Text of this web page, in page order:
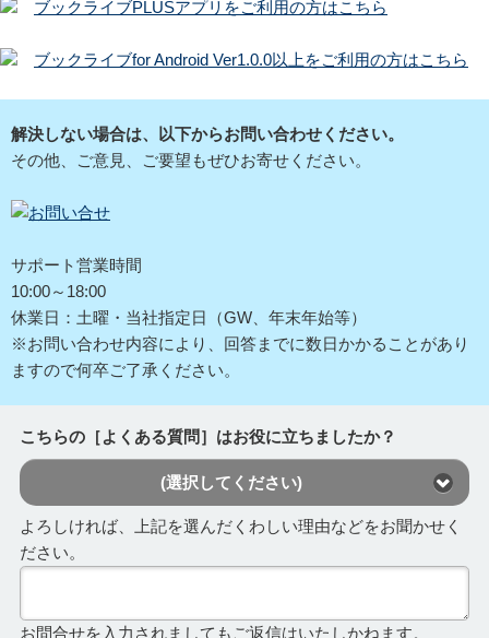
ブックライブPLUSアプリをご利用の方はこちら
ブックライブfor Android Ver1.0.0以上をご利用の方はこちら
解決しない場合は、以下からお問い合わせください。
その他、ご意見、ご要望もぜひお寄せください。
サポート営業時間
10:00～18:00
休業日：土曜・当社指定日（GW、年末年始等）
※お問い合わせ内容により、回答までに数日かかることがあり
ますので何卒ご了承ください。
こちらの［よくある質問］はお役に立ちましたか？
(選択してください)
よろしければ、上記を選んだくわしい理由などをお聞かせく
ださい。
お問合せを入力されましてもご返信はいたしかねます。